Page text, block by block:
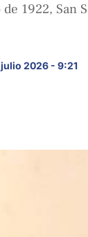
1922,
julio 2026 - 9:21